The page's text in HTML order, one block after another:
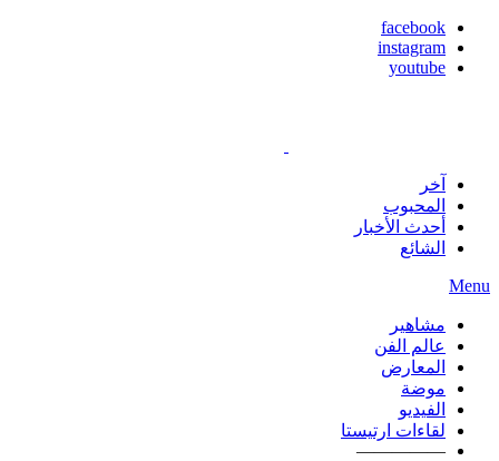
facebook
instagram
youtube
آخر
المحبوب
أحدث الأخبار
الشائع
Menu
مشاهير
عالم الفن
المعارض
موضة
الفيديو
لقاءات ارتيستا
—————